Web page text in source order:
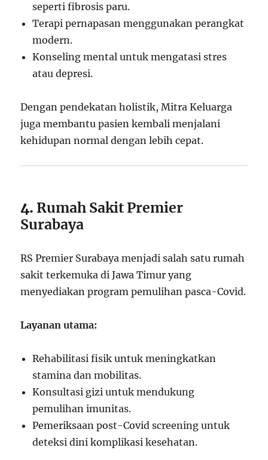
seperti fibrosis paru.
Terapi pernapasan menggunakan perangkat
modern.
Konseling mental untuk mengatasi stres
atau depresi.
Dengan pendekatan holistik, Mitra Keluarga
juga membantu pasien kembali menjalani
kehidupan normal dengan lebih cepat.
4.Rumah Sakit Premier
Surabaya
RS Premier Surabaya menjadi salah satu rumah
sakit terkemuka di Jawa Timur yang
menyediakan program pemulihan pasca-Covid.
Layanan utama:
Rehabilitasi fisik untuk meningkatkan
stamina dan mobilitas.
Konsultasi gizi untuk mendukung
pemulihan imunitas.
Pemeriksaan post-Covid screening untuk
deteksi dini komplikasi kesehatan.